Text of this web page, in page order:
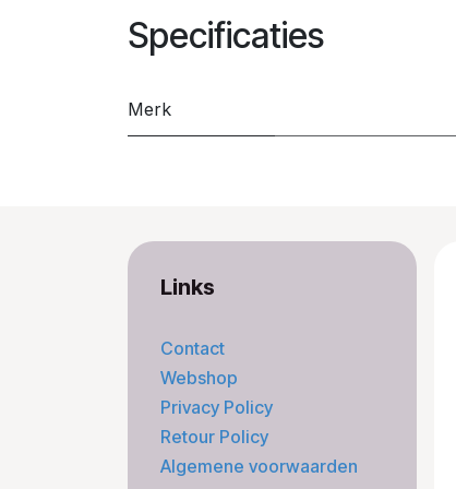
Specificaties
Merk
Links
Contact
Webshop
Privacy Policy
Retour Policy
Algemene voorwaarden